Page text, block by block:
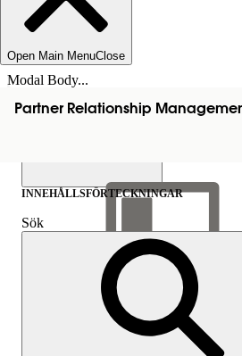
Open Main MenuClose
Modal Body...
Partner Relationship
Visa
innehållsförteckning
Innehållsförteckningar
INNEHÅLLSFÖRTECKNINGAR
Sök